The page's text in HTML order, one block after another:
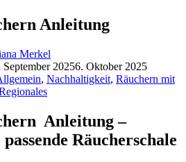
Anleitung
Merkel
September 20256. Oktober 2025
, Nachhaltigkeit, Räuchern mit
Anleitung –
Räucherschale